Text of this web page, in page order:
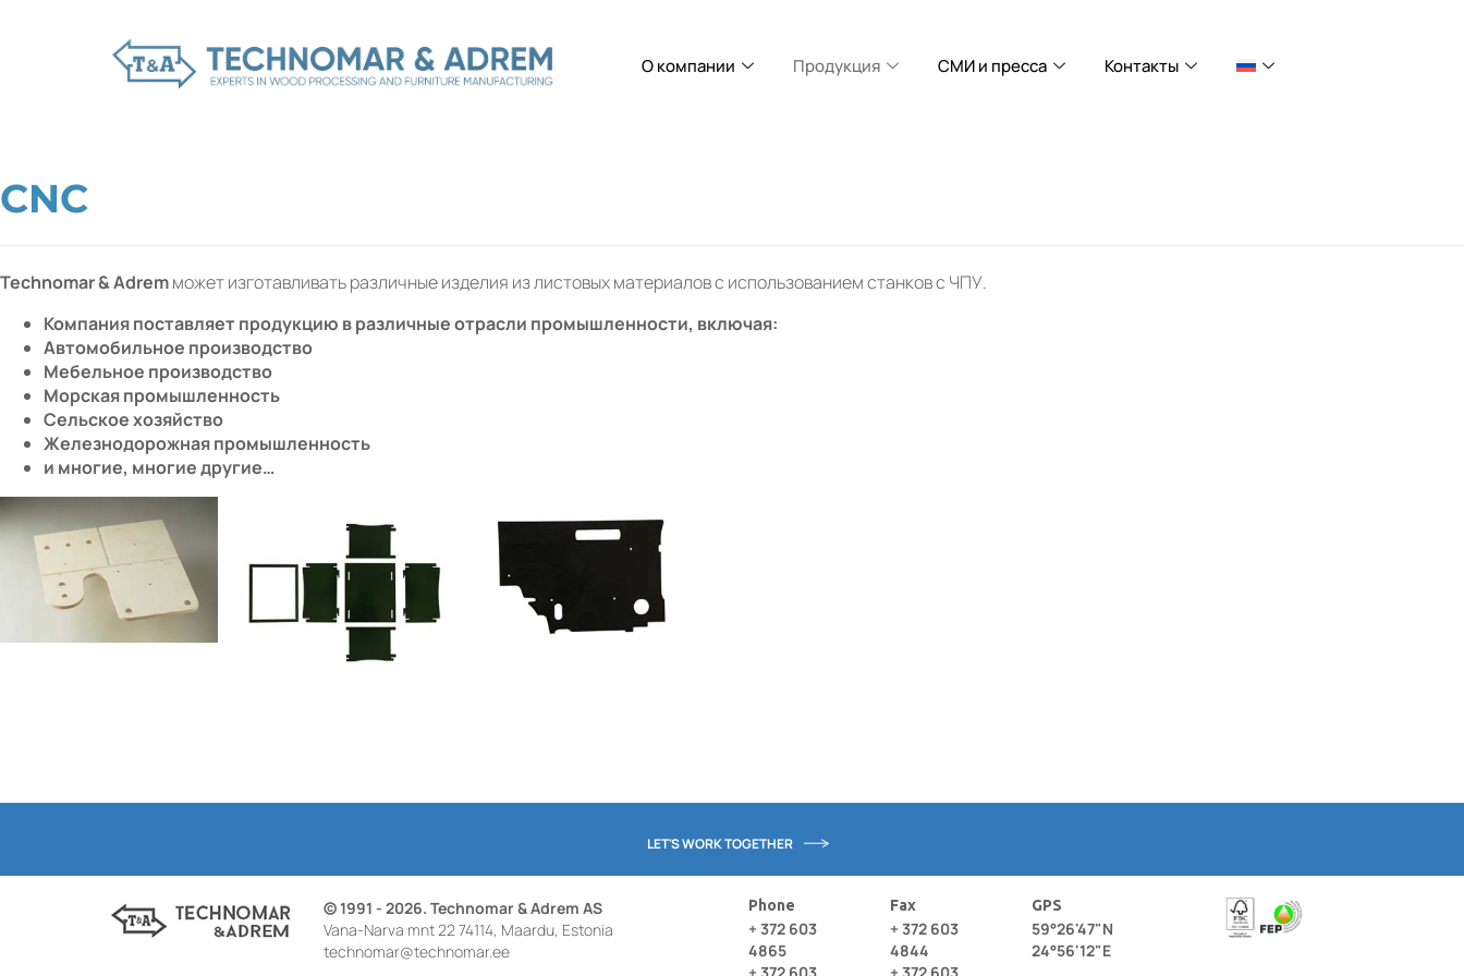
О компании Продукция СМИ и пресса Контакты
CNC
Technomar & Adremможет изготавливать различные изделия из листовых материалов с использованием станков с ЧПУ.
Компания поставляет продукцию в различные отрасли промышленности, включая:
Автомобильное производство
Мебельное производство
Морская промышленность
Сельское хозяйство
Железнодорожная промышленность
и многие, многие другие…
LET'S WORK TOGETHER
© 1991 - 2026. Technomar & Adrem AS
Vana-Narva mnt 22 74114, Maardu, Estonia
technomar@technomar.ee
Phone
+ 372 603
4865
Fax
+ 372 603
4844
GPS
59°26'47"N
24°56'12"E